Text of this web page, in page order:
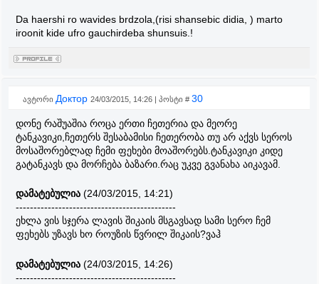
Da haershi ro wavides brdzola,(risi shansebic didia, ) marto
iroonit kide ufro gauchirdeba shunsuis.!
ავტორი Доктор 24/03/2015, 14:26 | პოსტი # 30
დონე რაშუაშია როცა ერთი ჩეთერია და მეორე
ტანკავიკი,ჩეთერს შესაბამისი ჩეთერობა თუ არ აქვს სეროს
მოსაშორებლად ჩემი ფეხები მოაშორებს.ტანკავიკი კიდე
გატანკავს და მორჩება ბაზარი.რაც უკვე გვანახა აიკავამ.
დამატებულია (24/03/2015, 14:21)
---------------------------------------------
ეხლა ვის სჯერა ლავის შიკაის მსგავსად სამი სერო ჩემ
ფეხებს უზავს ხო როუზის წვრილ შიკაის?ვაჰ
დამატებულია (24/03/2015, 14:26)
---------------------------------------------